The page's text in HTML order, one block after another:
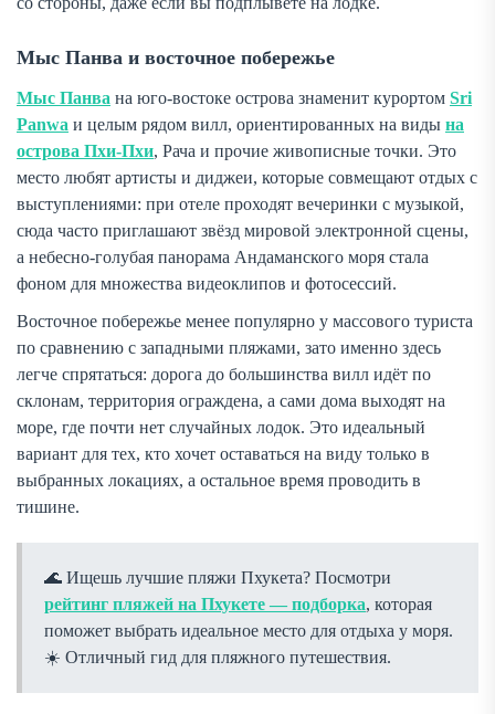
Мыс Панва и восточное побережье
Мыс Панва на юго-востоке острова знаменит курортом Sri
Panwa и целым рядом вилл, ориентированных на виды на
острова Пхи-Пхи, Рача и прочие живописные точки. Это
место любят артисты и диджеи, которые совмещают отдых с
выступлениями: при отеле проходят вечеринки с музыкой,
сюда часто приглашают звёзд мировой электронной сцены,
а небесно-голубая панорама Андаманского моря стала
фоном для множества видеоклипов и фотосессий.
Восточное побережье менее популярно у массового туриста
по сравнению с западными пляжами, зато именно здесь
легче спрятаться: дорога до большинства вилл идёт по
склонам, территория ограждена, а сами дома выходят на
море, где почти нет случайных лодок. Это идеальный
вариант для тех, кто хочет оставаться на виду только в
выбранных локациях, а остальное время проводить в
тишине.
Ищешь лучшие пляжи Пхукета? Посмотри
рейтинг пляжей на Пхукете — подборка, которая
поможет выбрать идеальное место для отдыха у моря.
Отличный гид для пляжного путешествия.